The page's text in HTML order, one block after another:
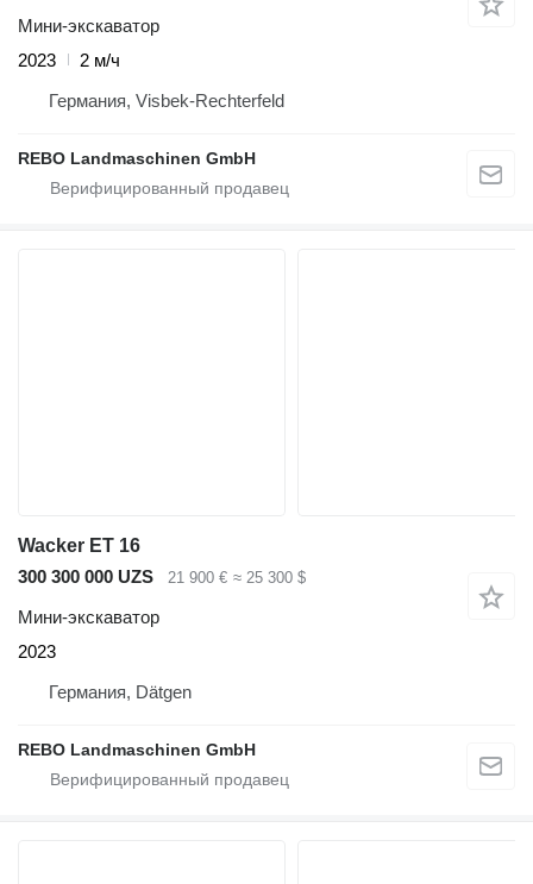
Мини-экскаватор
2023
2 м/ч
Германия, Visbek-Rechterfeld
REBO Landmaschinen GmbH
Wacker ET 16
300 300 000 UZS
21 900 € ≈ 25 300 $
Мини-экскаватор
2023
Германия, Dätgen
REBO Landmaschinen GmbH